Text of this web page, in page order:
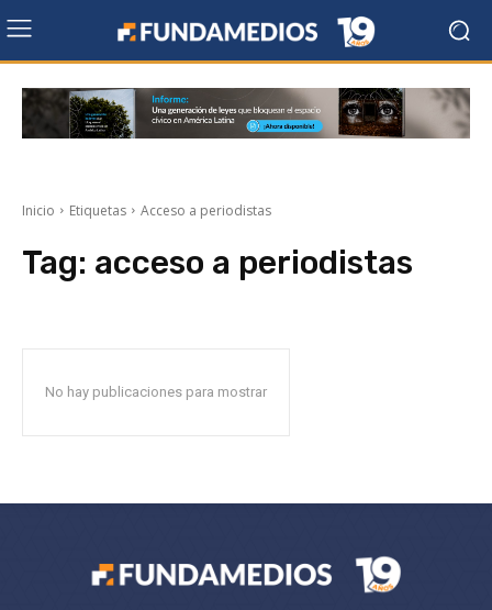
Inicio Etiquetas Acceso a periodistas
Tag: acceso a periodistas
No hay publicaciones para mostrar